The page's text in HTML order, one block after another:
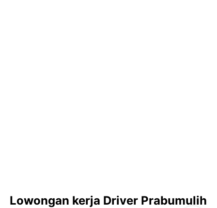
Lowongan kerja Driver Prabumulih